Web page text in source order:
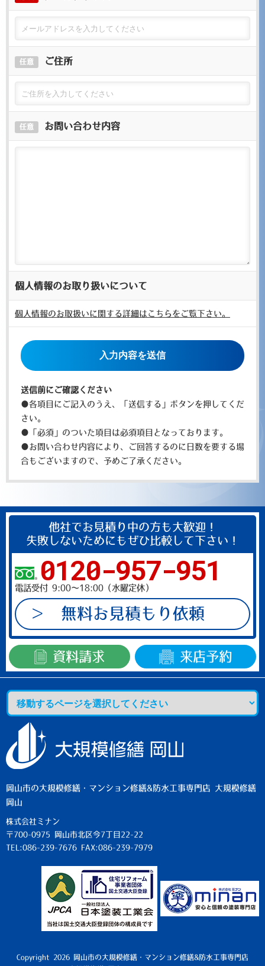
任意 ご住所
任意 お問い合わせ内容
個人情報のお取り扱いについて
個人情報のお取扱いに関する詳細はこちらをご覧下さい。
こ
の
ィ
ー
ル
ド
は
空
に
て
だ
さ
い。
送信前にご確認ください
●各項目にご記入のうえ、「送信する」ボタンを押してくだ
さい。
●「必須」のついた項目は必須項目となっております。
●お問い合わせ内容により、ご回答するのに日数を要する場
合もございますので、予めご了承ください。
他社でお見積り中の方も大歓迎！
失敗しないためにもぜひ比較して下さい！
0120-957-951
電話受付 9:00～18:00（水曜定休）
無料お見積もり依頼
資料請求 来店予約
岡山市の大規模修繕・マンション修繕&防水工事専門店 大規模修繕
岡山
株式会社ミナン
〒700-0975 岡山市北区今7丁目22-22
TEL:086-239-7676 FAX:086-239-7979
Copyright 2026 岡山市の大規模修繕・マンション修繕&防水工事専門店